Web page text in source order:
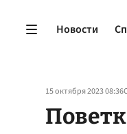
Новости
15 октября 2023 08:36